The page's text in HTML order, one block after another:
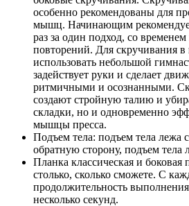
особенно рекомендованы для
мышц. Начинающим
раз за один подход, со
повторений. Для скручивания
использовать небольшой
задействует руки и сделает
ритмичными и осознанными.
создают стройную талию и
складки, но и одновременно
мышцы пресса.
Подъем тела: подъем тела лежа
обратную сторону, подъем тела
Планка классическая и боковая
столько, сколько сможете. С
продолжительность
несколько секунд.